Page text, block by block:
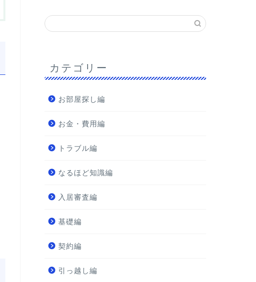
カテゴリー
お部屋探し編
お金・費用編
トラブル編
なるほど知識編
入居審査編
基礎編
契約編
引っ越し編